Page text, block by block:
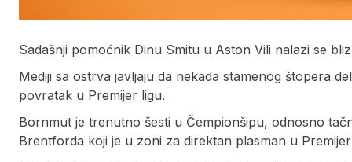
Sadašnji pomoćnik Dinu Smitu u Aston Vili nalazi se
Mediji sa ostrva javljaju da nekada stamenog štopera
povratak u Premijer ligu.
Bornmut je trenutno šesti u Čempionšipu, odnosno
Brentforda koji je u zoni za direktan plasman u